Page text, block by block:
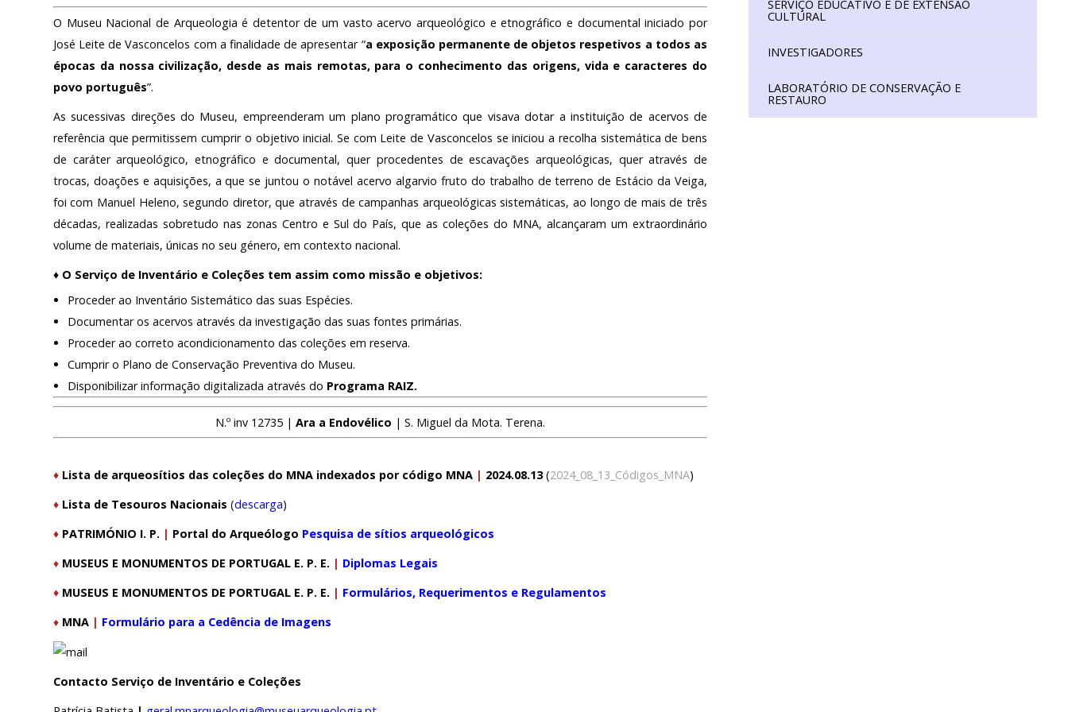
Login
O MNA
130 ANOS DO MNA
Cooperação
PÚBLICO E VOLUNTARIADO ARQUIVO HISTÓRICO DIGITAL
LABORATÓRIO DE CONSERVAÇÃO E RESTAURO
O Museu Nacional de Arqueologia é detentor de um vasto acervo arqueológico e etnográfico e documental iniciado por
José Leite de Vasconcelos com a finalidade de apresentar “a exposição permanente de objetos respetivos a todos as
épocas da nossa civilização, desde as mais remotas, para o conhecimento das origens, vida e caracteres do
povo português”.
As sucessivas direções do Museu, empreenderam um plano programático que visava dotar a instituição de acervos de
referência que permitissem cumprir o objetivo inicial. Se com Leite de Vasconcelos se iniciou a recolha sistemática de bens
de caráter arqueológico, etnográfico e documental, quer procedentes de escavações arqueológicas, quer através de
trocas, doações e aquisições, a que se juntou o notável acervo algarvio fruto do trabalho de terreno de Estácio da Veiga,
foi com Manuel Heleno, segundo diretor, que através de campanhas arqueológicas sistemáticas, ao longo de mais de três
décadas, realizadas sobretudo nas zonas Centro e Sul do País, que as coleções do MNA, alcançaram um extraordinário
volume de materiais, únicas no seu género, em contexto nacional.
♦ O Serviço de Inventário e Coleções tem assim como missão e objetivos:
Proceder ao Inventário Sistemático das suas Espécies.
Documentar os acervos através da investigação das suas fontes primárias.
Proceder ao correto acondicionamento das coleções em reserva.
Cumprir o Plano de Conservação Preventiva do Museu.
Disponibilizar informação digitalizada através do Programa RAIZ.
N.º inv 12735 | Ara a Endovélico | S. Miguel da Mota. Terena.
♦Lista de arqueosítios das coleções do MNA indexados por código MNA| 2024.08.13(2024_08_13_Códigos_MNA)
♦Lista de Tesouros Nacionais (descarga)
♦PATRIMÓNIO I. P. | Portal do Arqueólogo Pesquisa de sítios arqueológicos
♦ MUSEUS E MONUMENTOS DE PORTUGAL E. P. E.| Diplomas Legais
♦MUSEUS E MONUMENTOS DE PORTUGAL E. P. E. | Formulários, Requerimentos e Regulamentos
♦ MNA | Formulário para a Cedência de Imagens
Contacto Serviço de Inventário e Coleções
SERVIÇO EDUCATIVO E DE EXTENSÃO
CULTURAL
INVESTIGADORES
LABORATÓRIO DE CONSERVAÇÃO E
RESTAURO